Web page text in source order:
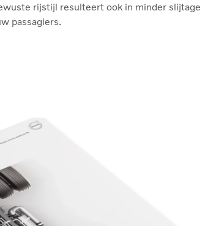
rijstijl resulteert ook in minder slijtage
passagiers.